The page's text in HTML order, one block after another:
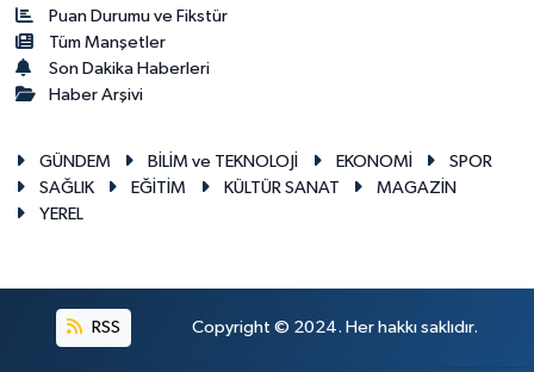
Puan Durumu ve Fikstür
Tüm Manşetler
Son Dakika Haberleri
Haber Arşivi
GÜNDEM BİLİM ve TEKNOLOJİ EKONOMİ
SPOR
SAĞLIK
EĞİTİM KÜLTÜR SANAT
MAGAZİN
YEREL
RSS Copyright © 2024. Her hakkı saklıdır.